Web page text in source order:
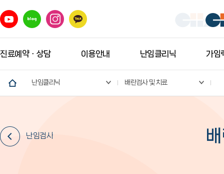
진료예약ㆍ상담 이용안내 난임클리닉 가임
난임클리닉 배란검사 및 치료
난임검사